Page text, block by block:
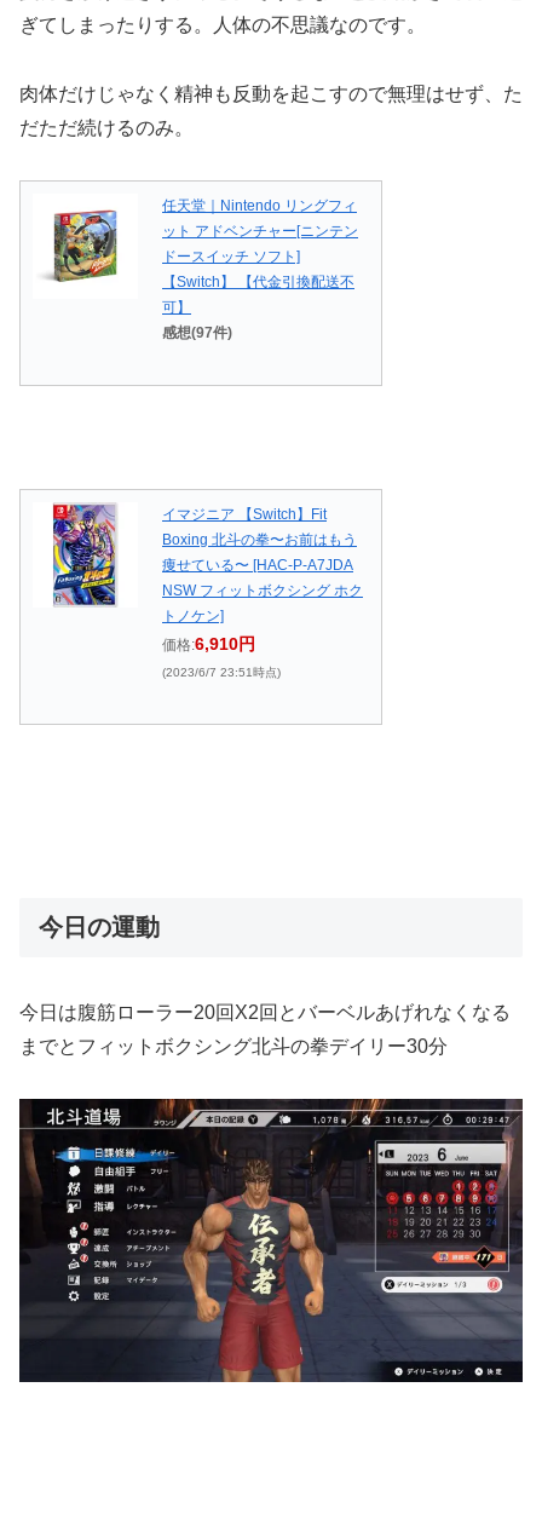
ぎてしまったりする。人体の不思議なのです。
肉体だけじゃなく精神も反動を起こすので無理はせず、た
だただ続けるのみ。
任天堂｜Nintendo リングフィ
ット アドベンチャー[ニンテン
ドースイッチ ソフト]
【Switch】 【代金引換配送不
可】
感想(97件)
イマジニア 【Switch】Fit
Boxing 北斗の拳〜お前はもう
痩せている〜 [HAC-P-A7JDA
NSW フィットボクシング ホク
トノケン]
価格:6,910円
(2023/6/7 23:51時点)
今日の運動
今日は腹筋ローラー20回X2回とバーベルあげれなくなる
までとフィットボクシング北斗の拳デイリー30分